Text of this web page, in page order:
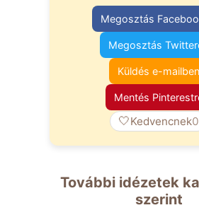
Megosztás
Megosztás
Küldés e-mailben
Mentés
🤍Kedvencnek0
További idézetek
szerint